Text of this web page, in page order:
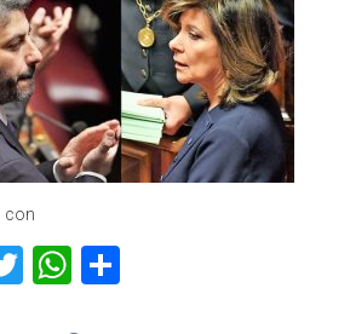
con
TwitterWhatsApp